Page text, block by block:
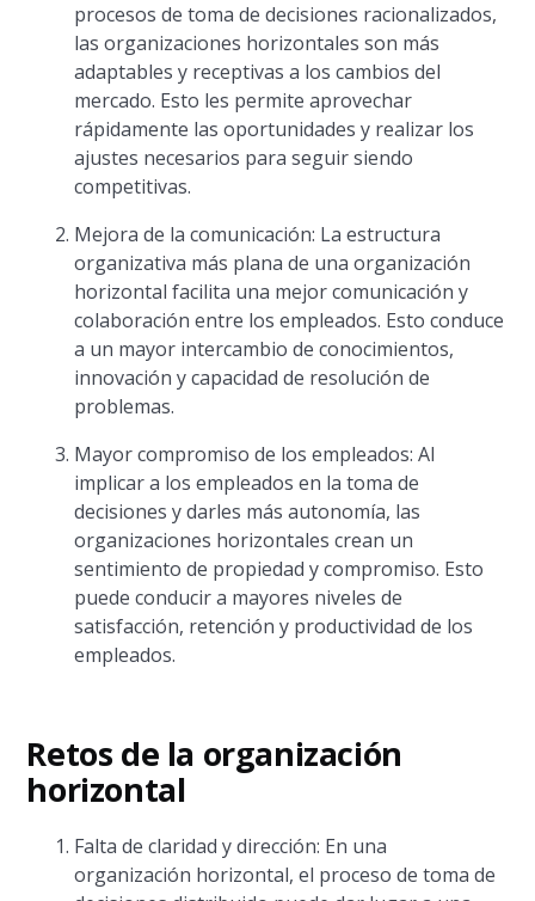
procesos de toma de decisiones racionalizados,
las organizaciones horizontales son más
adaptables y receptivas a los cambios del
mercado. Esto les permite aprovechar
rápidamente las oportunidades y realizar los
ajustes necesarios para seguir siendo
competitivas.
Mejora de la comunicación: La estructura
organizativa más plana de una organización
horizontal facilita una mejor comunicación y
colaboración entre los empleados. Esto conduce
a un mayor intercambio de conocimientos,
innovación y capacidad de resolución de
problemas.
Mayor compromiso de los empleados: Al
implicar a los empleados en la toma de
decisiones y darles más autonomía, las
organizaciones horizontales crean un
sentimiento de propiedad y compromiso. Esto
puede conducir a mayores niveles de
satisfacción, retención y productividad de los
empleados.
Retos de la organización
horizontal
Falta de claridad y dirección: En una
organización horizontal, el proceso de toma de